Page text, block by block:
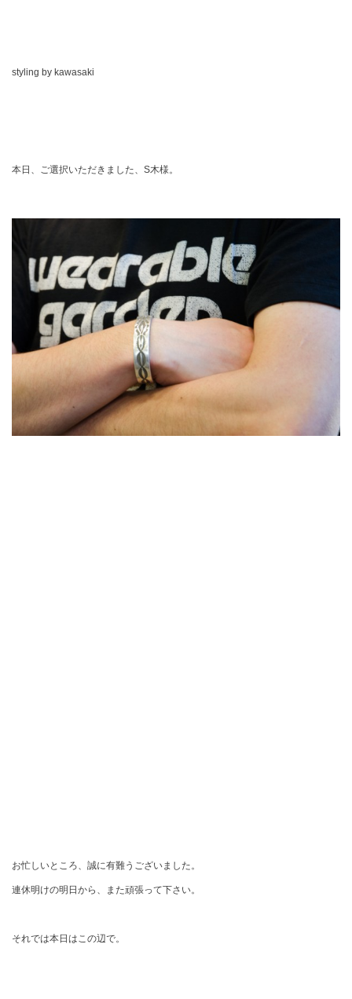
styling by kawasaki
本日、ご選択いただきました、S木様。
お忙しいところ、誠に有難うございました。
連休明けの明日から、また頑張って下さい。
それでは本日はこの辺で。